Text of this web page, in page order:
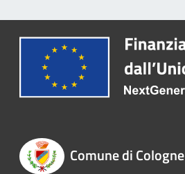
Comune di Cologne